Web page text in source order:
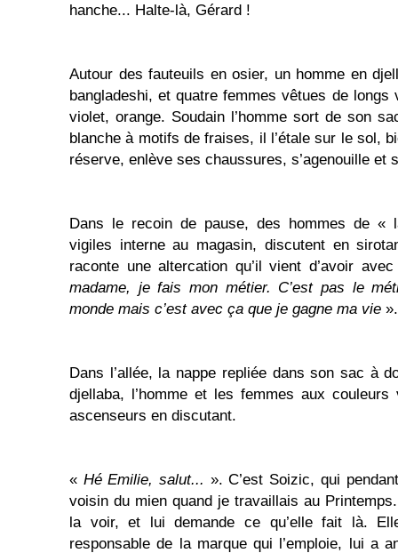
hanche... Halte-là, Gérard !
Autour des fauteuils en osier, un homme en
bangladeshi, et quatre femmes vêtues de
violet, orange. Soudain l’homme sort de son
blanche à motifs de fraises, il l’étale sur le sol,
réserve, enlève ses chaussures, s’agenouille et
Dans le recoin de pause, des hommes de «
vigiles interne au magasin, discutent en
raconte une altercation qu’il vient d’avoir
madame, je fais mon métier. C’est pas le
monde mais c’est avec ça que je gagne ma vie ».
Dans l’allée, la nappe repliée dans son sac à
djellaba, l’homme et les femmes aux couleurs
ascenseurs en discutant.
« Hé Emilie, salut... ». C’est Soizic, qui
voisin du mien quand je travaillais au
la voir, et lui demande ce qu’elle fait là.
responsable de la marque qui l’emploie, lui a